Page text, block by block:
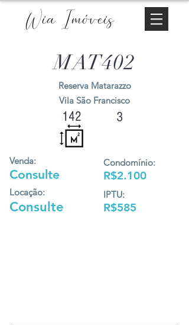
Wia Imóveis
MAT402
Reserva Matarazzo
Vila São Francisco
142
Venda:
Consulte
Locação:
Consulte
3
Condomínio:
R$2.100
IPTU:
R$585